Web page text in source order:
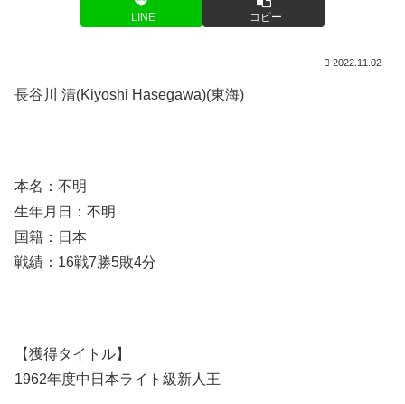
LINE コピー
2022.11.02
長谷川 清(Kiyoshi Hasegawa)(東海)
本名：不明
生年月日：不明
国籍：日本
戦績：16戦7勝5敗4分
【獲得タイトル】
1962年度中日本ライト級新人王